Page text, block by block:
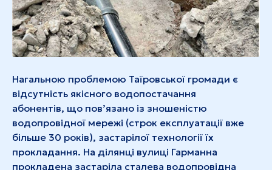
Нагальною проблемою Таїровської громади є
відсутність якісного водопостачання
абонентів, що пов’язано із зношеністю
водопровідної мережі (строк експлуатації вже
більше 30 років), застарілої технології їх
прокладання. На ділянці вулиці Гарманна
прокладена застаріла сталева водопровідна